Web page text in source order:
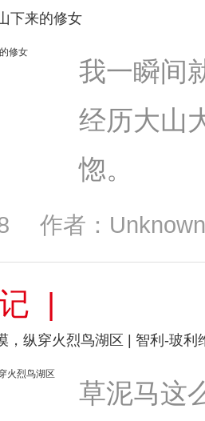
下来的修女
我一瞬间
经历大山
惚。
作者：
|
，纵穿火烈鸟湖区 | 智利-玻利
草泥马这